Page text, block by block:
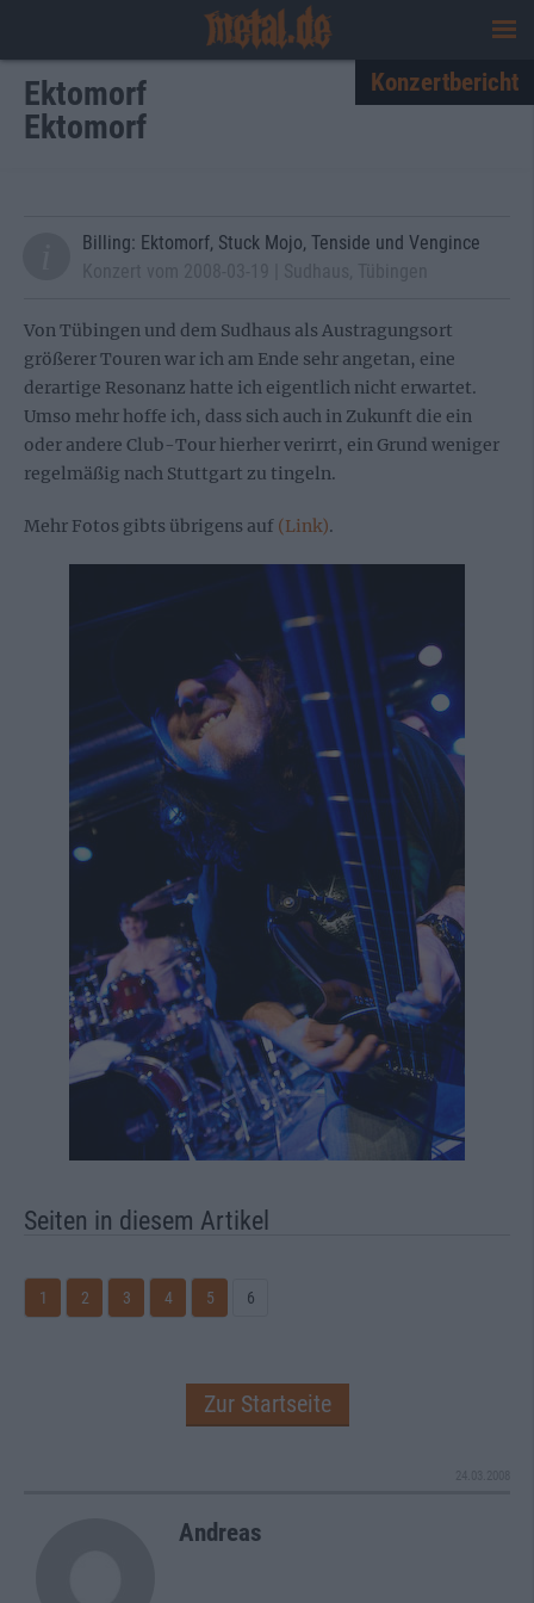
Ektomorf
Ektomorf
Konzertbericht
Billing: Ektomorf, Stuck Mojo, Tenside und Vengince
Von Tübingen und dem Sudhaus als Austragungsort
größerer Touren war ich am Ende sehr angetan, eine
derartige Resonanz hatte ich eigentlich nicht erwartet.
Umso mehr hoffe ich, dass sich auch in Zukunft die ein
oder andere Club-Tour hierher verirrt, ein Grund weniger
regelmäßig nach Stuttgart zu tingeln.
Mehr Fotos gibts übrigens auf (Link).
Seiten in diesem Artikel
1 2 3 4 5 6
Zur Startseite
Andreas